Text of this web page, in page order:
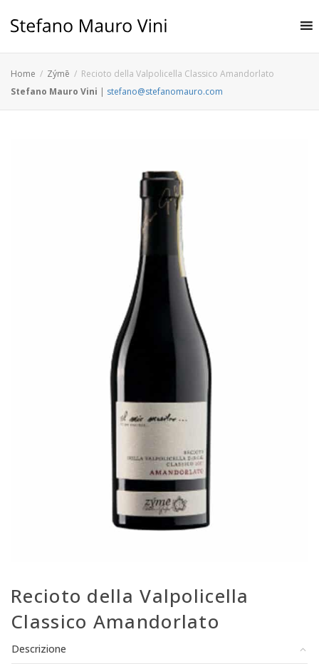
Home Zýmē
Recioto della Valpolicella Classico Amandorlato
Stefano Mauro Vini | stefano@stefanomauro.com
Recioto della Valpolicella
Classico Amandorlato
Descrizione